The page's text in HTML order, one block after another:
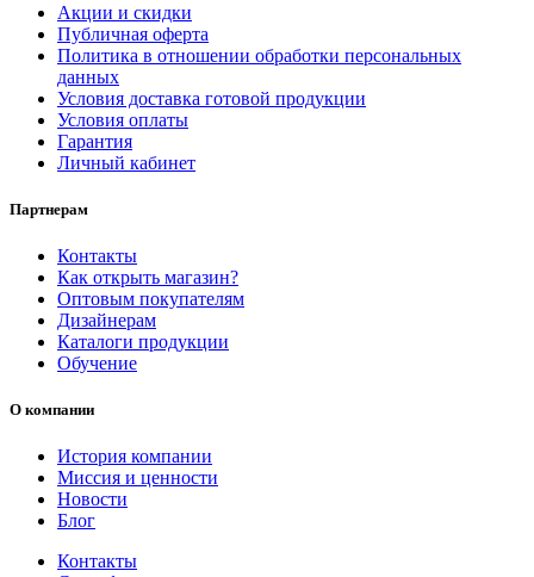
Акции и скидки
Публичная оферта
Политика в отношении обработки персональных
данных
Условия доставка готовой продукции
Условия оплаты
Гарантия
Личный кабинет
Партнерам
Контакты
Как открыть магазин?
Оптовым покупателям
Дизайнерам
Каталоги продукции
Обучение
О компании
История компании
Миссия и ценности
Новости
Блог
Контакты